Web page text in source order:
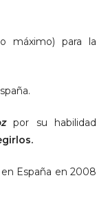
máximo) para la
por su habilidad
España en 2008